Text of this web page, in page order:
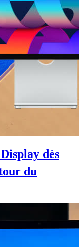
dès
du